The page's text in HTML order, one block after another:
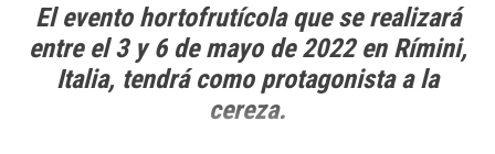
El evento hortofrutícola que se realizará
entre el 3 y 6 de mayo de 2022 en Rímini,
Italia, tendrá como protagonista a la
cereza.